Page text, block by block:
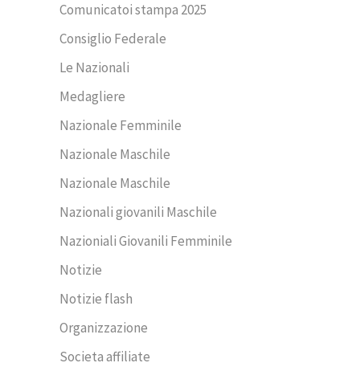
Comunicatoi stampa 2025
Consiglio Federale
Le Nazionali
Medagliere
Nazionale Femminile
Nazionale Maschile
Nazionale Maschile
Nazionali giovanili Maschile
Nazioniali Giovanili Femminile
Notizie
Notizie flash
Organizzazione
Societa affiliate